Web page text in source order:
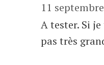
11
A tester. Si
pas très